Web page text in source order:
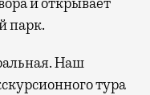
парк.
Наш
тура